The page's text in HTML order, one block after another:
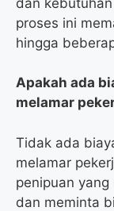
proses ini
hingga
Apakah ada
melamar
Tidak ada
melamar
penipuan
dan meminta